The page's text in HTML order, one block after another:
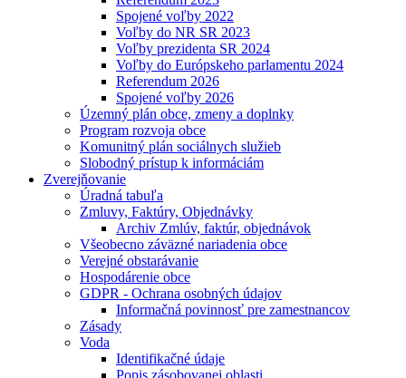
Spojené voľby 2022
Voľby do NR SR 2023
Voľby prezidenta SR 2024
Voľby do Európskeho parlamentu 2024
Referendum 2026
Spojené voľby 2026
Územný plán obce, zmeny a doplnky
Program rozvoja obce
Komunitný plán sociálnych služieb
Slobodný prístup k informáciám
Zverejňovanie
Úradná tabuľa
Zmluvy, Faktúry, Objednávky
Archiv Zmlúv, faktúr, objednávok
Všeobecno záväzné nariadenia obce
Verejné obstarávanie
Hospodárenie obce
GDPR - Ochrana osobných údajov
Informačná povinnosť pre zamestnancov
Zásady
Voda
Identifikačné údaje
Popis zásobovanej oblasti